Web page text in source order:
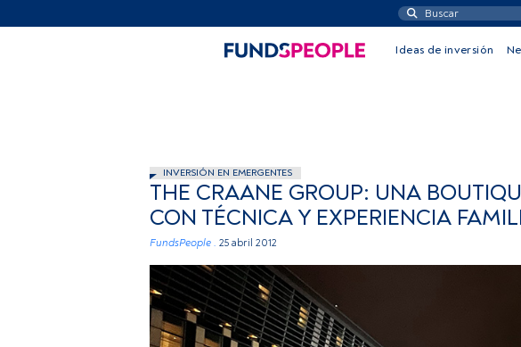
Ideas de inversión
INVERSIÓN EN EMERGENTES
THE CRAANE GROUP: UNA
CON TÉCNICA Y EXPERIENCIA
FundsPeople . 25 abril 2012